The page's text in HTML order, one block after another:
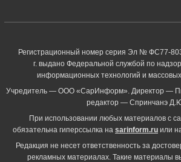
Регистрационный номер серия Эл № ФС77-
г. выдано Федеральной службой по
информационных технологий и
Учредитель — ООО «СарИнформ». Директор —
редактор — Спринчанэ
При использовании любых материалов с
обязательна гиперссылка на sarinform.ru или
Редакция не несет ответственность за
рекламных материалах. Такие материалы